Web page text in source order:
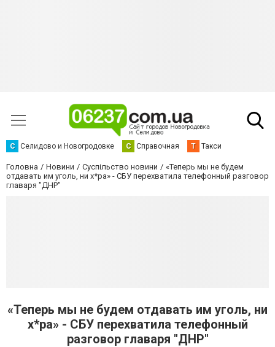
С Селидово и Новогродовке С Справочная Т Такси
Головна Новини Суспільство новини
«Теперь мы не будем
отдавать им уголь, ни х*ра» - СБУ перехватила телефонный разговор
главаря "ДНР"
«Теперь мы не будем отдавать им уголь, ни
х*ра» - СБУ перехватила телефонный
разговор главаря "ДНР"